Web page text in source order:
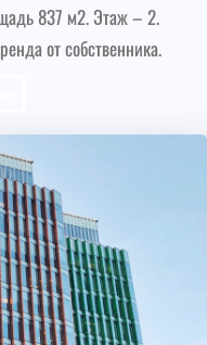
837 м2. Этаж – 2.
от собственника.